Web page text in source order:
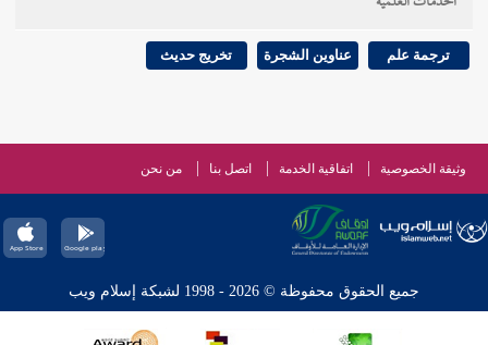
ترجمة علم عناوين الشجرة تخريج حديث
وثيقة الخصوصية اتفاقية الخدمة اتصل بنا من نحن
جميع الحقوق محفوظة © 2026 - 1998 لشبكة إسلام ويب